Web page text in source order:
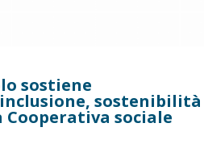
sostiene
inclusione, sostenibilità
sociale